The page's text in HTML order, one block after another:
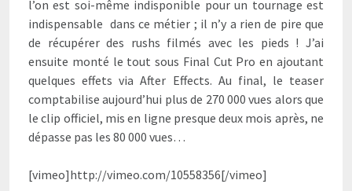
l’on est soi-même indisponible pour un tournage est
indispensable dans ce métier ; il n’y a rien de pire que
de récupérer des rushs filmés avec les pieds ! J’ai
ensuite monté le tout sous Final Cut Pro en ajoutant
quelques effets via After Effects. Au final, le teaser
comptabilise aujourd’hui plus de 270 000 vues alors que
le clip officiel, mis en ligne presque deux mois après, ne
dépasse pas les 80 000 vues…
[vimeo]http://vimeo.com/10558356[/vimeo]